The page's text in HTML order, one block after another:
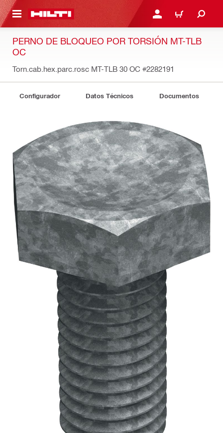
PRINCIPAL INICIE SESIÓN O
CARRITO
PERNO DE BLOQUEO POR TORSIÓN MT-TLB
OC
Torn.cab.hex.parc.rosc MT-TLB 30 OC #2282191
Configurador Datos Técnicos Documentos